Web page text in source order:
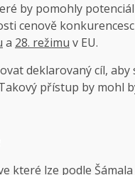
by pomohly
cenově
a 28. režimu v EU.
deklarovaný cíl,
přístup by mohl
které lze podle